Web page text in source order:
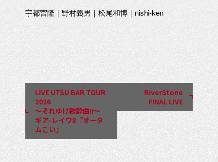
宇都宮隆｜野村義男｜松尾和博｜nishi-ken
ン
ト
ナ
ビ
LIVE UTSU BAR TOUR
2026
〜それゆけ歌酔曲!!〜
ギア-レイワ8『オータ
ムこい』
RiverStone
FINAL LIVE